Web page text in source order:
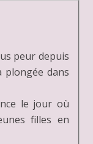
peur depuis
plongée dans
le jour où
filles en